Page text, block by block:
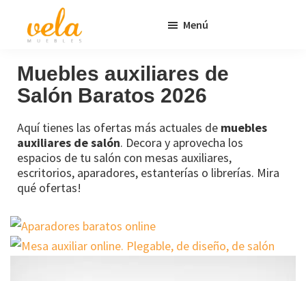
principal
página
Muebles
Baratos
Online
Outlet
Menú
Muebles auxiliares de
Salón Baratos 2026
Aquí tienes las ofertas más actuales de muebles
auxiliares de salón. Decora y aprovecha los
espacios de tu salón con mesas auxiliares,
escritorios, aparadores, estanterías o librerías. Mira
qué ofertas!